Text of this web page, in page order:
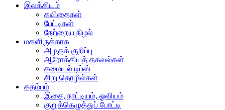
இலக்கியம்
கவிதைகள்
பேட்டிகள்
நேற்றைய நிழல்
மகளிருக்காக
அழகுக் குறிப்பு
ஆரோக்கியத் தகவல்கள்
சமையல் டிப்ஸ்
சிறு தொழில்கள்
கதம்பம்
இசை, நாட்டியம், ஓவியம்
குறுக்கெழுத்துப் போட்டி